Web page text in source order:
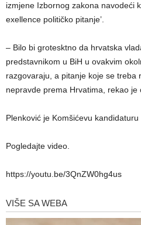
izmjene Izbornog zakona navodeći
exellence političko pitanje’.
– Bilo bi grotesktno da hrvatska
predstavnikom u BiH u ovakvim
razgovaraju, a pitanje koje se treba
nepravde prema Hrvatima, rekao je
Plenković je Komšićevu kandidaturu
Pogledajte video.
https://youtu.be/3QnZW0hg4us